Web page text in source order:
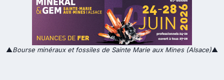
▲Bourse minéraux et fossiles de Sainte Marie aux Mines (Alsace)▲